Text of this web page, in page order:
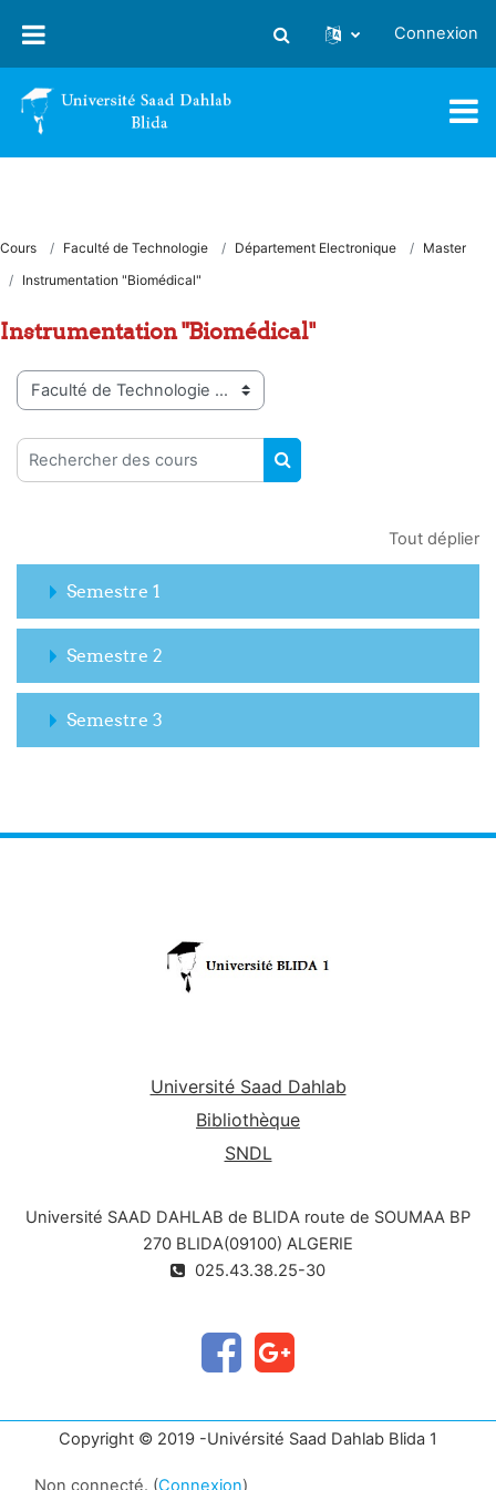
Activer/désactiver la saisie
Connexion
Cours Faculté de Technologie Département Electronique
Master
Instrumentation "Biomédical"
Instrumentation "Biomédical"
Catégories de cours
Rechercher des cours
RECHERCHER DES
Tout déplier
Semestre 1
Semestre 2
Semestre 3
Université Saad Dahlab
Bibliothèque
SNDL
Université SAAD DAHLAB de BLIDA route de SOUMAA BP
270 BLIDA(09100) ALGERIE
025.43.38.25-30
Copyright © 2019 -Univérsité Saad Dahlab Blida 1
Non connecté. (Connexion)